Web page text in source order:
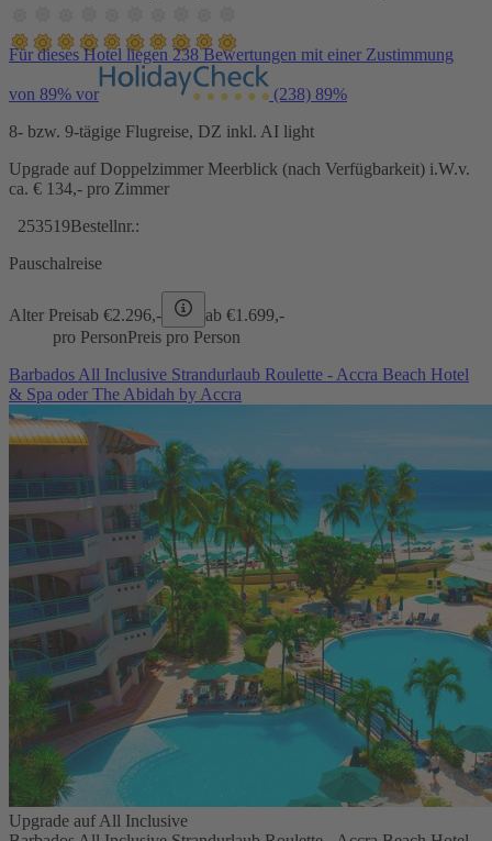
Für dieses Hotel liegen 238 Bewertungen mit einer Zustimmung
von 89% vor (238) 89%
8- bzw. 9-tägige Flugreise, DZ inkl. AI light
Upgrade auf Doppelzimmer Meerblick (nach Verfügbarkeit) i.W.v.
ca. € 134,- pro Zimmer
253519Bestellnr.:
Pauschalreise
Alter Preisab €2.296,- ab €1.699,-
pro PersonPreis pro Person
Barbados All Inclusive Strandurlaub Roulette - Accra Beach Hotel
& Spa oder The Abidah by Accra
Upgrade auf All Inclusive